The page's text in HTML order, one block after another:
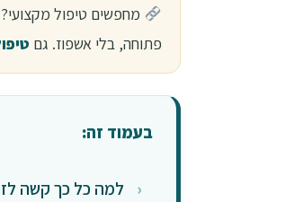
מחפשים טיפול
פתוחה, בלי אשפוז. גם
בעמוד זה:
למה כל כך קשה